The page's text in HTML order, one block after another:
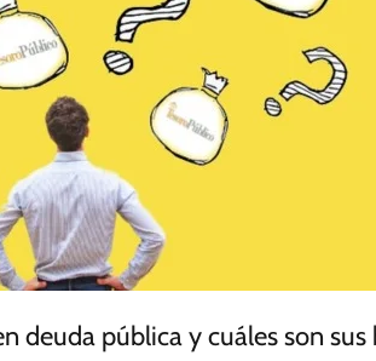
deuda pública y cuáles son sus